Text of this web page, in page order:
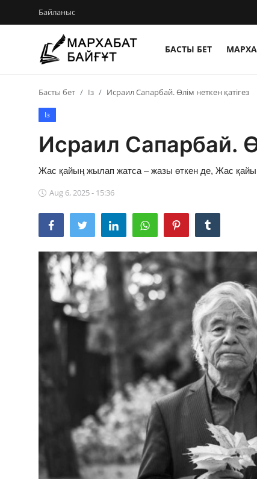
Байланыс
БАСТЫ БЕТ
Бейнебаян
Әлем әдебиеті
Фотосуреттер
Басты бет Із Исраил Сапарбай. Өлім неткен қатігез
Із
Исраил Сапарбай.
Жас қайың жылап жатса – жазы өткен де, Жас
Aug 6, 2025 - 15:36